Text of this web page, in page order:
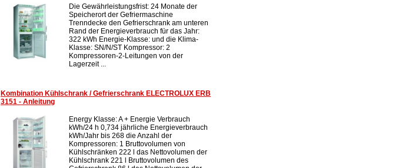
Die Gewährleistungsfrist: 24 Monate der
Speicherort der Gefriermaschine
Trenndecke den Gefrierschrank am unteren
Rand der Energieverbrauch für das Jahr:
322 kWh Energie-Klasse: und die Klima-
Klasse: SN/N/ST Kompressor: 2
Kompressoren-2-Leitungen von der
Lagerzeit ...
Kombination Kühlschrank / Gefrierschrank ELECTROLUX ERB
3151 - Anleitung
Energy Klasse: A + Energie Verbrauch
kWh/24 h 0,734 jährliche Energieverbrauch
kWh/Jahr bis 268 die Anzahl der
Kompressoren: 1 Bruttovolumen von
Kühlschränken 222 l das Nettovolumen der
Kühlschrank 221 l Bruttovolumen des